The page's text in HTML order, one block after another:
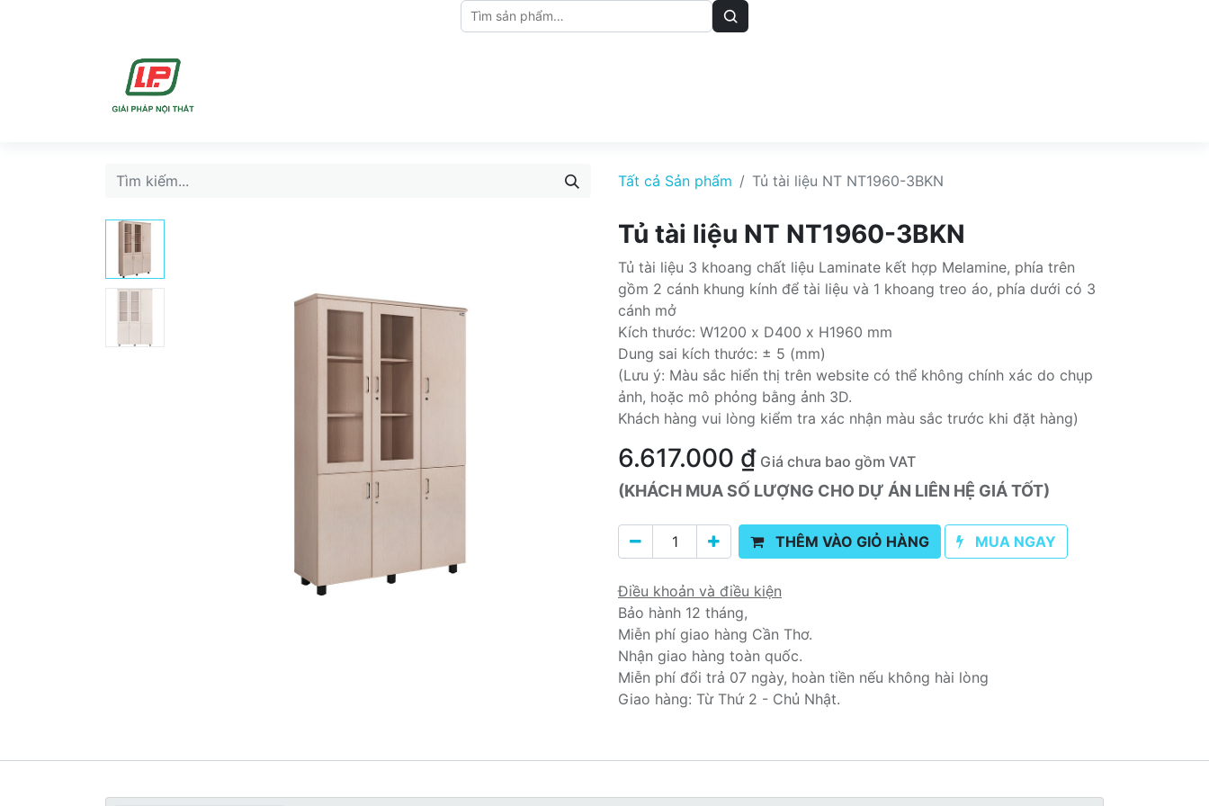
Tất cả Sản phẩm Tủ tài liệu NT NT1960-3BKN
Tủ tài liệu NT NT1960-3BKN
Tủ tài liệu 3 khoang chất liệu Laminate kết hợp Melamine, phía trên
gồm 2 cánh khung kính để tài liệu và 1 khoang treo áo, phía dưới có 3
cánh mở
Kích thước: W1200 x D400 x H1960 mm
Dung sai kích thước: ± 5 (mm)
(Lưu ý: Màu sắc hiển thị trên website có thể không chính xác do chụp
ảnh, hoặc mô phỏng bằng ảnh 3D.
Khách hàng vui lòng kiểm tra xác nhận màu sắc trước khi đặt hàng)
6.617.000 ₫ Giá chưa bao gồm VAT
(KHÁCH MUA SỐ LƯỢNG CHO DỰ ÁN LIÊN HỆ GIÁ TỐT)
THÊM VÀO GIỎ HÀNG MUA NGAY
Điều khoản và điều kiện
Bảo hành 12 tháng,
Miễn phí giao hàng Cần Thơ.
Nhận giao hàng toàn quốc.
Miễn phí đổi trả 07 ngày, hoàn tiền nếu không hài lòng
Giao hàng: Từ Thứ 2 - Chủ Nhật.